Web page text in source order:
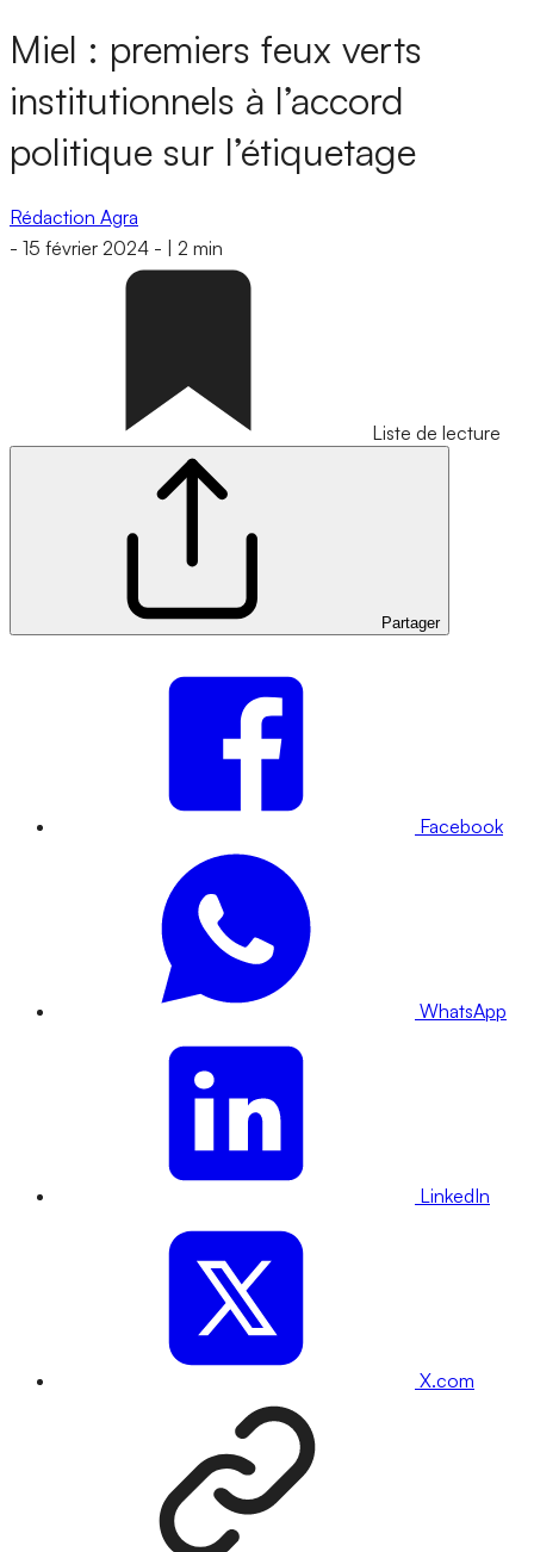
Miel : premiers feux verts
institutionnels à l’accord
politique sur l’étiquetage
Rédaction Agra
- 15 février 2024 - 2 min
Liste de lecture
Partager
Facebook
WhatsApp
LinkedIn
X.com